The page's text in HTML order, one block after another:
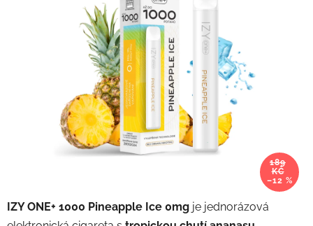
IZY ONE+ 1000 Pineapple Ice 0mg je jednorázová
189
KČ
–12 %